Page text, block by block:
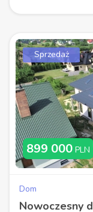
Sprzedaż
899 000 PLN
Dom